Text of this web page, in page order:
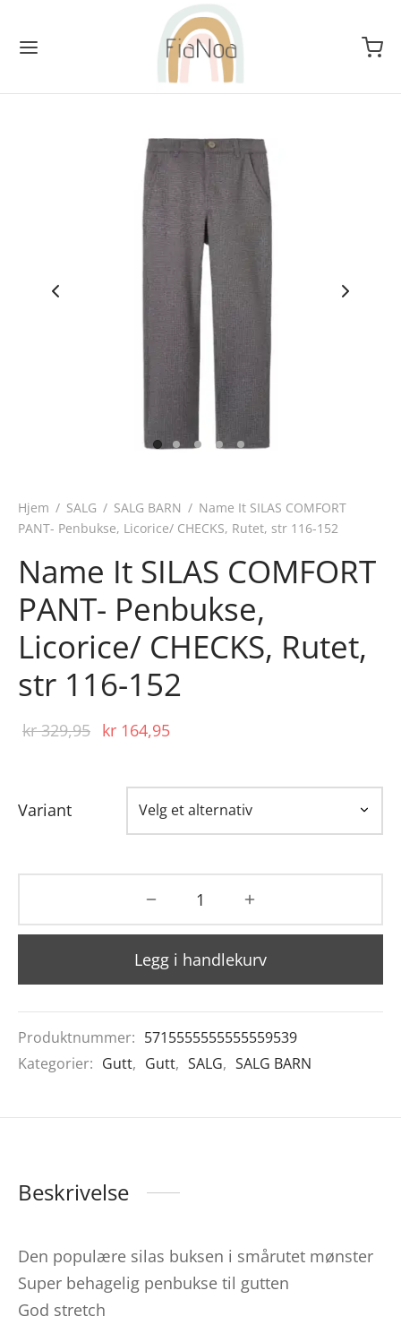
Hjem / SALG / SALG BARN / Name It SILAS COMFORT
PANT- Penbukse, Licorice/ CHECKS, Rutet, str 116-152
Name It SILAS COMFORT
PANT- Penbukse,
Licorice/ CHECKS, Rutet,
str 116-152
kr329,95 Opprinnelig
kr 329,95.
kr 164,95
kr 164,95.
Variant
Legg i handlekurv
Produktnummer: 5715555555555559539
Kategorier: Gutt, Gutt, SALG, SALG BARN
Beskrivelse
Den populære silas buksen i smårutet mønster
Super behagelig penbukse til gutten
God stretch